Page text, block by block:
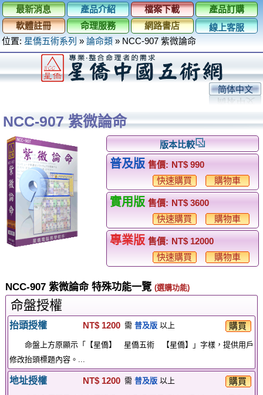
最新消息 產品介紹 檔案下載
產品訂購
軟體註冊
命理服務 網路書店
線上客服
位置: 星僑五術系列 » 論命類 » NCC-907 紫微論命
简体中文
NCC-907 紫微論命
版本比較
普及版 售價: NT$ 990
購物車
快速購買
實用版 售價: NT$ 3600
購物車
快速購買
專業版 售價: NT$ 12000
購物車
快速購買
NCC-907 紫微論命 特殊功能一覽 (選購功能)
命盤授權
抬頭授權 NT$ 1200 需 普及版以上 購買
命盤上方原顯示「【星僑】 星僑五術 【星僑】」字樣，提供用戶
修改抬頭標題內容。...
地址授權 NT$ 1200 需 普及版以上 購買